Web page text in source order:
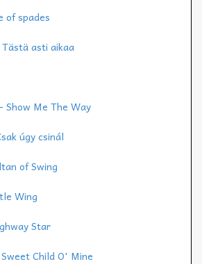
of spades
asti aikaa
Show Me The Way
úgy csinál
of Swing
Wing
Star
Child O' Mine